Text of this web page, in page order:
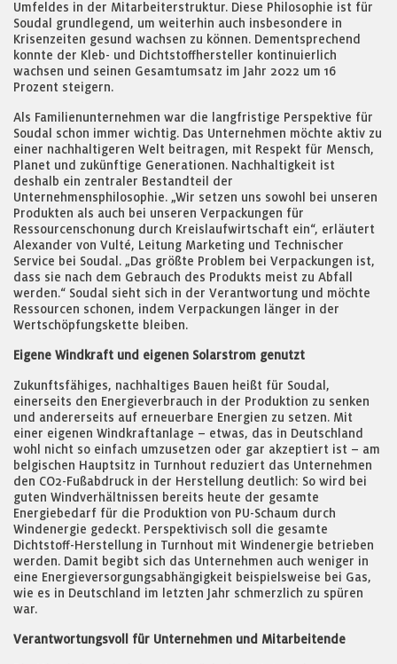
Umfeldes in der Mitarbeiterstruktur. Diese Philosophie ist für
Soudal grundlegend, um weiterhin auch insbesondere in
Krisenzeiten gesund wachsen zu können. Dementsprechend
konnte der Kleb- und Dichtstoffhersteller kontinuierlich
wachsen und seinen Gesamtumsatz im Jahr 2022 um 16
Prozent steigern.
Als Familienunternehmen war die langfristige Perspektive für
Soudal schon immer wichtig. Das Unternehmen möchte aktiv zu
einer nachhaltigeren Welt beitragen, mit Respekt für Mensch,
Planet und zukünftige Generationen. Nachhaltigkeit ist
deshalb ein zentraler Bestandteil der
Unternehmensphilosophie. „Wir setzen uns sowohl bei unseren
Produkten als auch bei unseren Verpackungen für
Ressourcenschonung durch Kreislaufwirtschaft ein“, erläutert
Alexander von Vulté, Leitung Marketing und Technischer
Service bei Soudal. „Das größte Problem bei Verpackungen ist,
dass sie nach dem Gebrauch des Produkts meist zu Abfall
werden.“ Soudal sieht sich in der Verantwortung und möchte
Ressourcen schonen, indem Verpackungen länger in der
Wertschöpfungskette bleiben.
Eigene Windkraft und eigenen Solarstrom genutzt
Zukunftsfähiges, nachhaltiges Bauen heißt für Soudal,
einerseits den Energieverbrauch in der Produktion zu senken
und andererseits auf erneuerbare Energien zu setzen. Mit
einer eigenen Windkraftanlage – etwas, das in Deutschland
wohl nicht so einfach umzusetzen oder gar akzeptiert ist – am
belgischen Hauptsitz in Turnhout reduziert das Unternehmen
den CO2-Fußabdruck in der Herstellung deutlich: So wird bei
guten Windverhältnissen bereits heute der gesamte
Energiebedarf für die Produktion von PU-Schaum durch
Windenergie gedeckt. Perspektivisch soll die gesamte
Dichtstoff-Herstellung in Turnhout mit Windenergie betrieben
werden. Damit begibt sich das Unternehmen auch weniger in
eine Energieversorgungsabhängigkeit beispielsweise bei Gas,
wie es in Deutschland im letzten Jahr schmerzlich zu spüren
war.
Verantwortungsvoll für Unternehmen und Mitarbeitende